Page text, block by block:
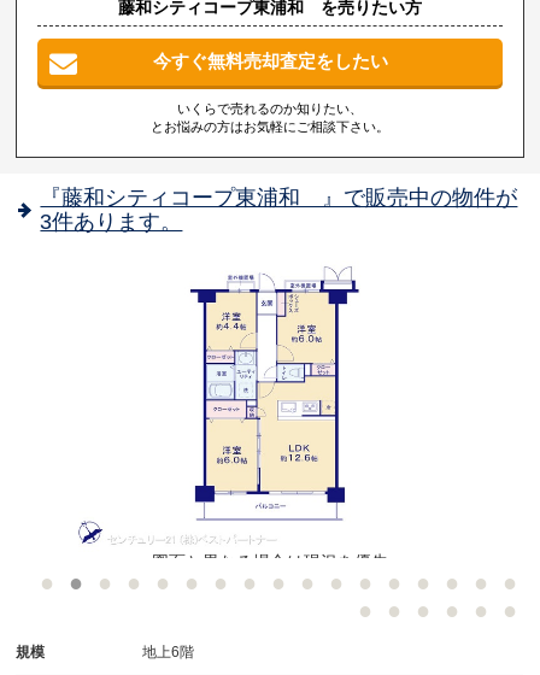
藤和シティコープ東浦和 を売りたい方
今すぐ無料売却査定をしたい
いくらで売れるのか知りたい、
とお悩みの方はお気軽にご相談下さい。
『藤和シティコープ東浦和 』で販売中の物件が
3件あります。
図面と異なる場合は現況を優先
規模 地上6階